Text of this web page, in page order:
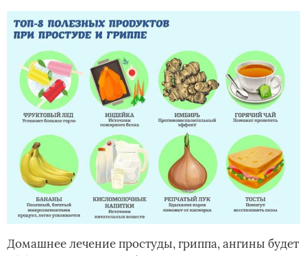
Домашнее лечение простуды, гриппа, ангины будет